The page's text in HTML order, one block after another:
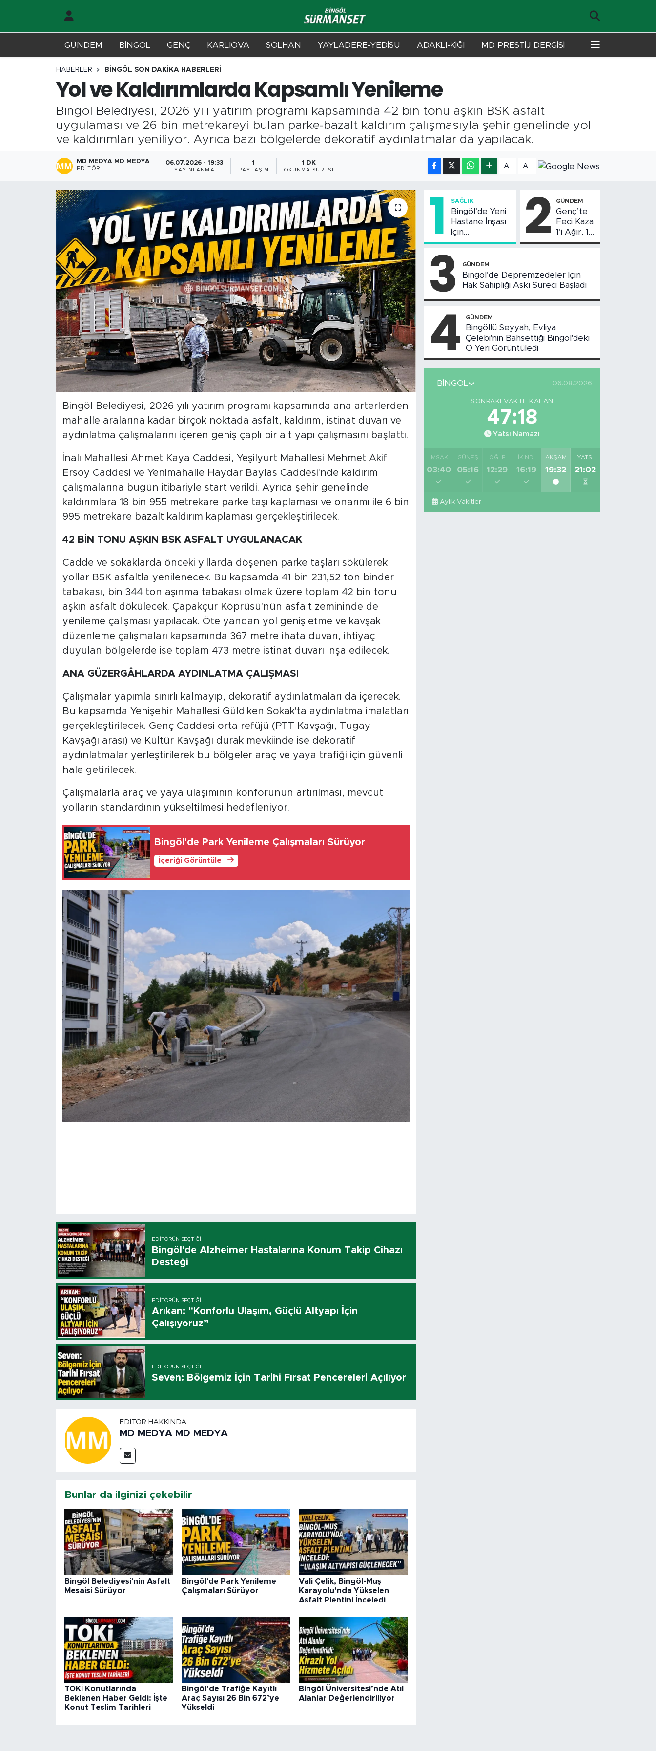
GÜNDEM BİNGÖL GENÇ KARLIOVA SOLHAN YAYLADERE-YEDİSU ADAKLI-KİĞI MD PRESTİJ DERGİSİ
HABERLER BİNGÖL SON DAKİKA HABERLERİ
Yol ve Kaldırımlarda Kapsamlı Yenileme
Bingöl Belediyesi, 2026 yılı yatırım programı kapsamında 42 bin tonu aşkın BSK asfalt
uygulaması ve 26 bin metrekareyi bulan parke-bazalt kaldırım çalışmasıyla şehir genelinde yol
ve kaldırımları yeniliyor. Ayrıca bazı bölgelerde dekoratif aydınlatmalar da yapılacak.
MD MEDYA MD MEDYA
EDITÖR
06.07.2026 - 19:33
YAYINLANMA
1
PAYLAŞIM
1 DK
OKUNMA SÜRESI
A- A+
Bingöl Belediyesi, 2026 yılı yatırım programı kapsamında ana arterlerden
mahalle aralarına kadar birçok noktada asfalt, kaldırım, istinat duvarı ve
aydınlatma çalışmalarını içeren geniş çaplı bir alt yapı çalışmasını başlattı.
İnalı Mahallesi Ahmet Kaya Caddesi, Yeşilyurt Mahallesi Mehmet Akif
Ersoy Caddesi ve Yenimahalle Haydar Baylas Caddesi'nde kaldırım
çalışmalarına bugün itibariyle start verildi. Ayrıca şehir genelinde
kaldırımlara 18 bin 955 metrekare parke taşı kaplaması ve onarımı ile 6 bin
995 metrekare bazalt kaldırım kaplaması gerçekleştirilecek.
42 BİN TONU AŞKIN BSK ASFALT UYGULANACAK
Cadde ve sokaklarda önceki yıllarda döşenen parke taşları sökülerek
yollar BSK asfaltla yenilenecek. Bu kapsamda 41 bin 231,52 ton binder
tabakası, bin 344 ton aşınma tabakası olmak üzere toplam 42 bin tonu
aşkın asfalt dökülecek. Çapakçur Köprüsü'nün asfalt zemininde de
yenileme çalışması yapılacak. Öte yandan yol genişletme ve kavşak
düzenleme çalışmaları kapsamında 367 metre ihata duvarı, ihtiyaç
duyulan bölgelerde ise toplam 473 metre istinat duvarı inşa edilecek.
ANA GÜZERGÂHLARDA AYDINLATMA ÇALIŞMASI
Çalışmalar yapımla sınırlı kalmayıp, dekoratif aydınlatmaları da içerecek.
Bu kapsamda Yenişehir Mahallesi Güldiken Sokak'ta aydınlatma imalatları
gerçekleştirilecek. Genç Caddesi orta refüjü (PTT Kavşağı, Tugay
Kavşağı arası) ve Kültür Kavşağı durak mevkiinde ise dekoratif
aydınlatmalar yerleştirilerek bu bölgeler araç ve yaya trafiği için güvenli
hale getirilecek.
Çalışmalarla araç ve yaya ulaşımının konforunun artırılması, mevcut
yolların standardının yükseltilmesi hedefleniyor.
Bingöl'de Park Yenileme Çalışmaları Sürüyor
İçeriği Görüntüle
EDITÖRÜN SEÇTIĞI
Bingöl'de Alzheimer Hastalarına Konum Takip Cihazı
Desteği
EDITÖRÜN SEÇTIĞI
Arıkan: "Konforlu Ulaşım, Güçlü Altyapı İçin
Çalışıyoruz”
EDITÖRÜN SEÇTIĞI
Seven: Bölgemiz İçin Tarihi Fırsat Pencereleri Açılıyor
EDITÖR HAKKINDA
MD MEDYA MD MEDYA
Bunlar da ilginizi çekebilir
Bingöl Belediyesi'nin Asfalt
Mesaisi Sürüyor
Bingöl'de Park Yenileme
Çalışmaları Sürüyor
Vali Çelik, Bingöl-Muş
Karayolu’nda Yükselen
Asfalt Plentini İnceledi
TOKİ Konutlarında
Beklenen Haber Geldi: İşte
Konut Teslim Tarihleri
Bingöl’de Trafiğe Kayıtlı
Araç Sayısı 26 Bin 672’ye
Yükseldi
Bingöl Üniversitesi’nde Atıl
Alanlar Değerlendiriliyor
1 SAĞLIK
Bingöl’de Yeni
Hastane İnşası
İçin
Değerlendirme
Yapıldı
2 GÜNDEM
Genç’te
Feci Kaza:
1’i Ağır, 10
Yaralı
3 GÜNDEM
Bingöl’de Depremzedeler İçin
Hak Sahipliği Askı Süreci Başladı
4 GÜNDEM
Bingöllü Seyyah, Evliya
Çelebi'nin Bahsettiği Bingöl'deki
O Yeri Görüntüledi
BİNGÖL 06.08.2026
SONRAKI VAKTE KALAN
47:17
Yatsı Namazı
İMSAK
03:40
GÜNEŞ
05:16
ÖĞLE
12:29
İKINDI
16:19
AKŞAM
19:32
YATSI
21:02
Aylık Vakitler
Karlıova
Adaklı-Kiğı
Yayladere-Yedisu
Siyaset
Yaşam
Ekonomi
Hava Durumu
Tavz Der
Bingöl Kaza Haberleri
Merkez Trafik Yoğunluk Haritası
Süper Lig Puan Durumu ve Fikstür
Tüm Manşetler
Son Dakika Haberleri